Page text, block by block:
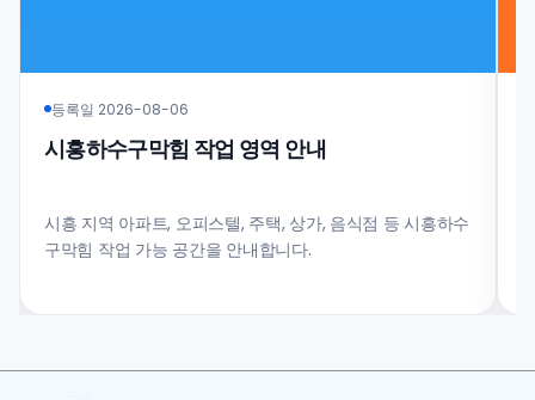
시흥하수구막힘 작업 영역 안내
등록일 2026-08-06
시흥 지역 아파트, 오피스텔, 주택, 상가, 음식점 등 시흥하수
구막힘 작업 가능 공간을 안내합니다.